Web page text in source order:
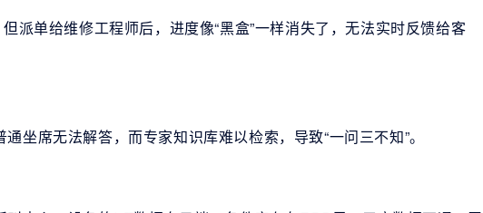
派单给维修工程师后，进度像“黑盒”一样消失了，无法实时反馈给客
坐席无法解答，而专家知识库难以检索，导致“一问三不知”。